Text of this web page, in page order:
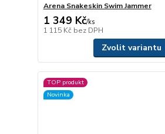
Arena Snakeskin Swim Jammer
1 349 Kč/ks
1 115 Kč bez DPH
Zvolit variantu
TOP produkt
Novinka